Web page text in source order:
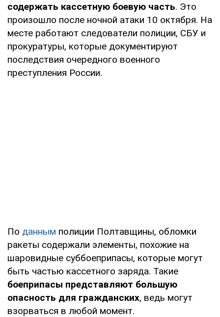
содержать кассетную боевую часть. Это
произошло после ночной атаки 10 октября. На
месте работают следователи полиции, СБУ и
прокуратуры, которые документируют
последствия очередного военного
преступления России.
По данным полиции Полтавщины, обломки
ракеты содержали элементы, похожие на
шаровидные суббоеприпасы, которые могут
быть частью кассетного заряда. Такие
боеприпасы представляют большую
опасность для гражданских, ведь могут
взорваться в любой момент.